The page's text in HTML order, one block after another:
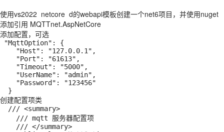
使用vs2022 netcore d的webapi模板创建一个net6项目，并使用nuget
添加引用 MQTTnet.AspNetCore
添加配置，可选
  }
创建配置项类